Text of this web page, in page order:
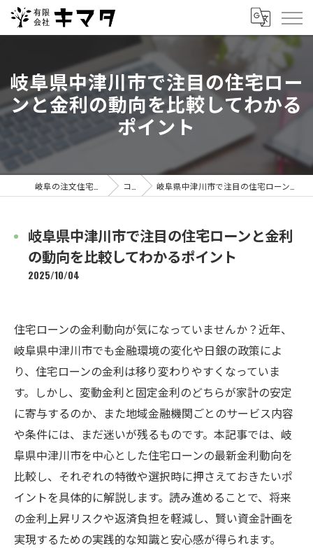
岐阜県中津川市で注目の住宅ロー
ンと金利の動向を比較してわかる
ポイント
コラム 岐阜県中津川市で注目の住宅ローンと金利の動向を比較してわかるポイント
岐阜県中津川市で注目の住宅ローンと金利
の動向を比較してわかるポイント
2025/10/04
住宅ローンの金利動向が気になっていませんか？近年、
岐阜県中津川市でも金融環境の変化や日銀の政策によ
り、住宅ローンの金利は移り変わりやすくなっていま
す。しかし、変動金利と固定金利のどちらが家計の安定
に寄与するのか、また地域金融機関ごとのサービス内容
や条件には、まだ迷いが残るものです。本記事では、岐
阜県中津川市を中心とした住宅ローンの最新金利動向を
比較し、それぞれの特徴や選択時に押さえておきたいポ
イントを具体的に解説します。読み進めることで、将来
の金利上昇リスクや返済負担を軽減し、賢い資金計画を
実現するための実践的な知識と安心感が得られます。